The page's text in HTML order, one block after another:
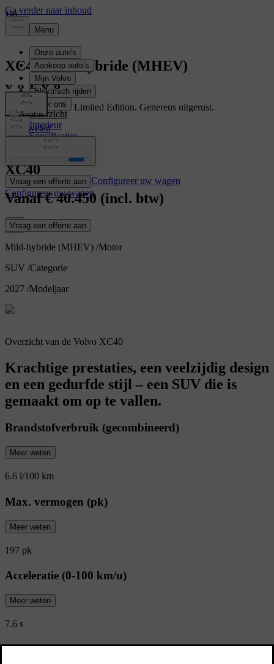
XC40 Mild-hybride (MHEV)
Overzicht
Interieur
Specificaties
Kenmerken
Vraag een offerte aan Configureer uw wagen
Configureer uw wagen
Ontdek de XC40 Limited Edition. Genereus uitgerust.
Meer weten
XC40
Vanaf€ 40.450 (incl. btw)
Vraag een offerte aan
Mild-hybride (MHEV) /Motor
SUV /Categorie
2027 /Modeljaar
Overzicht van de Volvo XC40
Krachtige prestaties, een veelzijdig design
en een gedurfde stijl – een SUV die is
gemaakt om op te vallen.
Brandstofverbruik (gecombineerd)
Meer weten
6.6 l/100 km
Max. vermogen (pk)
Meer weten
197 pk
Acceleratie (0-100 km/u)
Meer weten
7.6 s
CO2-emissie (Gecombineerd)
1/0
1/0
1/0